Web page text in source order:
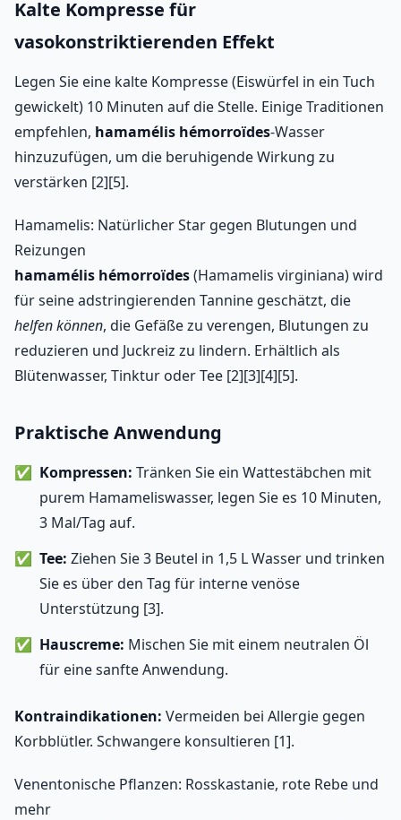
Kalte Kompresse für
vasokonstriktierenden Effekt
Legen Sie eine kalte Kompresse (Eiswürfel in ein Tuch
gewickelt) 10 Minuten auf die Stelle. Einige Traditionen
empfehlen, hamamélis hémorroïdes-Wasser
hinzuzufügen, um die beruhigende Wirkung zu
verstärken [2][5].
Hamamelis: Natürlicher Star gegen Blutungen und
Reizungen
hamamélis hémorroïdes(Hamamelis virginiana) wird
für seine adstringierenden Tannine geschätzt, die
helfen können, die Gefäße zu verengen, Blutungen zu
reduzieren und Juckreiz zu lindern. Erhältlich als
Blütenwasser, Tinktur oder Tee [2][3][4][5].
Praktische Anwendung
Kompressen: Tränken Sie ein Wattestäbchen mit
purem Hamameliswasser, legen Sie es 10 Minuten,
3 Mal/Tag auf.
Tee: Ziehen Sie 3 Beutel in 1,5 L Wasser und trinken
Sie es über den Tag für interne venöse
Unterstützung [3].
Hauscreme: Mischen Sie mit einem neutralen Öl
für eine sanfte Anwendung.
Kontraindikationen: Vermeiden bei Allergie gegen
Korbblütler. Schwangere konsultieren [1].
Venentonische Pflanzen: Rosskastanie, rote Rebe und
mehr